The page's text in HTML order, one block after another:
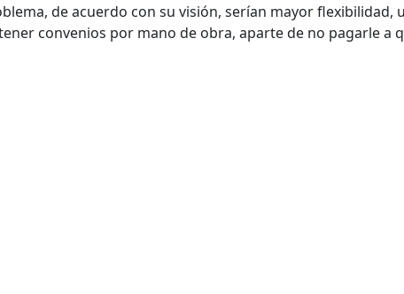
de acuerdo con su visión, serían mayor flexibilidad,
convenios por mano de obra, aparte de no pagarle a